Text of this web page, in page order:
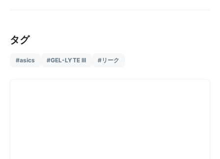
タグ
#asics #GEL-LYTE III #リーク